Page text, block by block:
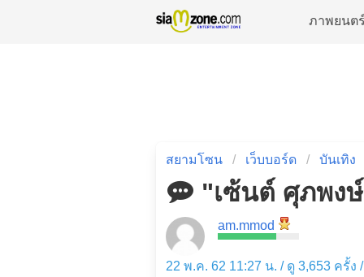
ภาพยนตร์
สยามโซน เว็บบอร์ด บันเทิง
"เซ้นต์ ศุภพง
am.mmod
22 พ.ค. 62 11:27 น. / ดู 3,653 ครั้ง